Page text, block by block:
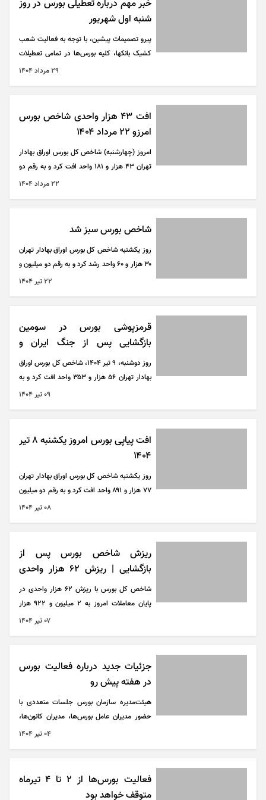
خبر مهم درباره تعطیلی بورس در روز
شنبه اول شهریور
پیرو تصمیمات پیشین، با توجه به فعالیت شعب
کشیک بانکها، کلیه بورس‌ها در تمامی تعطیلات
۲۹ مرداد ۱۴۰۴
افت ۴۳ هزار واحدی شاخص بورس
امرزو ۲۲ مرداد ۱۴۰۴
امروز (چهارشنبه) شاخص کل بورس اوراق بهادار
تهران ۴۳ هزار و ۱۸۱ واحد افت کرد و به رقم دو
۲۲ مرداد ۱۴۰۴
شاخص بورس سبز شد
روز یکشنبه شاخص کل بورس اوراق بهادار تهران
۳۰ هزار و ۶۰ واحد رشد کرد و به رقم دو میلیون و
۲۲ تير ۱۴۰۴
قرمزپوشی بورس در سومین
بازگشایی پس از جنگ ایران و
اسرائیل
روز دوشنبه، 9 تیر 1404، شاخص کل بورس اوراق
بهادار تهران ۵۶ هزار و ۳۵۳ واحد افت کرد و به
رقم دو میلیون و ۷۸۸ هزار و ۳۸۹ واحد رسید.
۰۹ تير ۱۴۰۴
افت پیاپی بورس امروز یکشنبه ۸ تیر
۱۴۰۴
روز یکشنبه شاخص کل بورس اوراق بهادار تهران
۷۷ هزار و ۸۹۱ واحد افت کرد و به رقم دو میلیون
۰۸ تير ۱۴۰۴
ریزش شاخص بورس پس از
بازگشایی | ریزش ۶۲ هزار واحدی
امروز ۷ تیر ۱۴۰۴
شاخص کل بورس با ریزش ۶۲ هزار واحدی در
پایان معاملات امروز به ۲ میلیون و ۹۲۲ هزار
۰۷ تير ۱۴۰۴
جزئیات جدید درباره فعالیت بورس
در هفته پیش رو
هیئت‌مدیره سازمان بورس جلسات متعددی با
حضور مدیران عامل بورس‌ها، مدیران کانون‌ها،
برخی شرکت‌های کارگزاری و تأمین سرمایه و
حتی فرصت‌های بازگشایی کامل بازار‌ها صحبت
۰۴ تير ۱۴۰۴
فعالیت بورس‌ها از ۲ تا ۴ تیرماه
متوقف خواهد بود